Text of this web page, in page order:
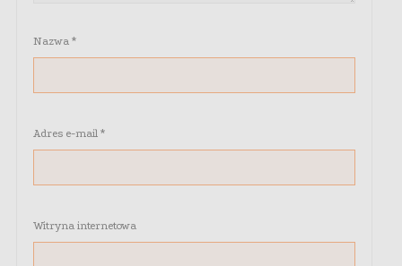
Nazwa *
Adres e-mail *
Witryna internetowa